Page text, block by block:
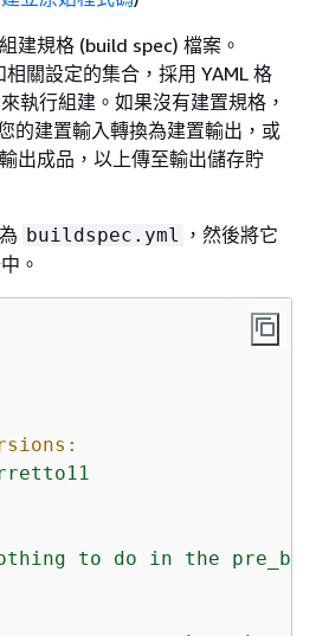
建規格 (build spec) 檔案。
關設定的集合，採用 YAML 格
執行組建。如果沒有建置規格，
的建置輸入轉換為建置輸出，或
出成品，以上傳至輸出儲存貯
buildspec.yml
，然後將它
。
to do in the